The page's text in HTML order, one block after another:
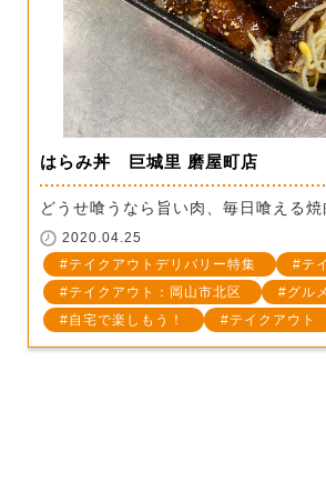
はらみ丼 巨城里 磨屋町店
どうせ喰うなら旨い肉、毎日喰える
2020.04.25
テイクアウトデリバリー特集
テ
テイクアウト：岡山市北区
グルメ
自宅で楽しもう！
テイクアウト